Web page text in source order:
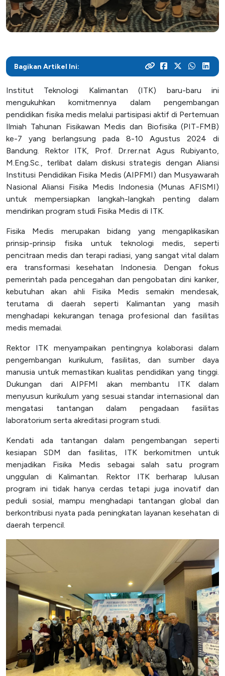
SPEAK
Lapor
Laporan Keuangan
Bagikan Artikel Ini:
Institut Teknologi Kalimantan (ITK) baru-baru ini
mengukuhkan komitmennya dalam pengembangan
pendidikan fisika medis melalui partisipasi aktif di Pertemuan
Ilmiah Tahunan Fisikawan Medis dan Biofisika (PIT-FMB)
ke-7 yang berlangsung pada 8-10 Agustus 2024 di
Bandung. Rektor ITK, Prof. Dr.rer.nat Agus Rubiyanto,
M.Eng.Sc., terlibat dalam diskusi strategis dengan Aliansi
Institusi Pendidikan Fisika Medis (AIPFMI) dan Musyawarah
Nasional Aliansi Fisika Medis Indonesia (Munas AFISMI)
untuk mempersiapkan langkah-langkah penting dalam
mendirikan program studi Fisika Medis di ITK.
Fisika Medis merupakan bidang yang mengaplikasikan
prinsip-prinsip fisika untuk teknologi medis, seperti
pencitraan medis dan terapi radiasi, yang sangat vital dalam
era transformasi kesehatan Indonesia. Dengan fokus
pemerintah pada pencegahan dan pengobatan dini kanker,
kebutuhan akan ahli Fisika Medis semakin mendesak,
terutama di daerah seperti Kalimantan yang masih
menghadapi kekurangan tenaga profesional dan fasilitas
medis memadai.
Rektor ITK menyampaikan pentingnya kolaborasi dalam
pengembangan kurikulum, fasilitas, dan sumber daya
manusia untuk memastikan kualitas pendidikan yang tinggi.
Dukungan dari AIPFMI akan membantu ITK dalam
menyusun kurikulum yang sesuai standar internasional dan
mengatasi tantangan dalam pengadaan fasilitas
laboratorium serta akreditasi program studi.
Kendati ada tantangan dalam pengembangan seperti
kesiapan SDM dan fasilitas, ITK berkomitmen untuk
menjadikan Fisika Medis sebagai salah satu program
unggulan di Kalimantan. Rektor ITK berharap lulusan
program ini tidak hanya cerdas tetapi juga inovatif dan
peduli sosial, mampu menghadapi tantangan global dan
berkontribusi nyata pada peningkatan layanan kesehatan di
daerah terpencil.